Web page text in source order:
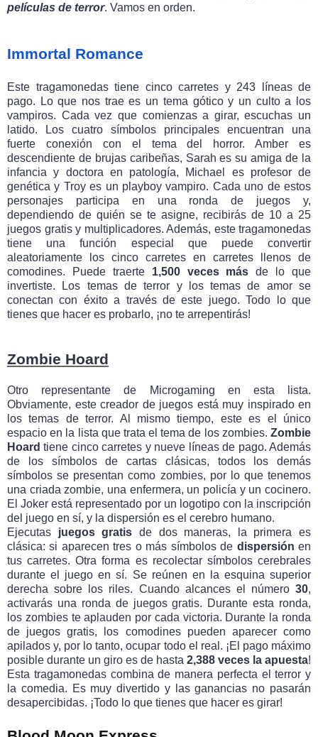
películas de terror. Vamos en orden.
Immortal Romance
Este tragamonedas tiene cinco carretes y 243 líneas de
pago. Lo que nos trae es un tema gótico y un culto a los
vampiros. Cada vez que comienzas a girar, escuchas un
latido. Los cuatro símbolos principales encuentran una
fuerte conexión con el tema del horror. Amber es
descendiente de brujas caribeñas, Sarah es su amiga de la
infancia y doctora en patología, Michael es profesor de
genética y Troy es un playboy vampiro. Cada uno de estos
personajes participa en una ronda de juegos
y,
dependiendo de quién se te asigne, recibirás de 10 a 25
juegos gratis y multiplicadores. Además, este tragamonedas
tiene una función especial que puede convertir
aleatoriamente los cinco carretes en carretes llenos de
comodines. Puede traerte 1,500 veces más de lo que
invertiste. Los temas de terror y los temas de amor se
conectan con éxito a través de este juego. Todo lo que
tienes que hacer es probarlo, ¡no te arrepentirás!
Zombie Hoard
Otro representante de Microgaming en esta lista.
Obviamente, este creador de juegos está muy inspirado en
los temas de terror. Al mismo tiempo, este es el único
espacio en la lista que trata el tema de los zombies. Zombie
Hoard tiene cinco carretes y nueve líneas de pago. Además
de los símbolos de cartas clásicas, todos los demás
símbolos se presentan como zombies, por lo que tenemos
una criada zombie, una enfermera, un policía y un cocinero.
El Joker está representado por un logotipo con la inscripción
del juego en sí, y la dispersión es el cerebro humano.
Ejecutas juegos gratis de dos maneras, la primera es
clásica: si aparecen tres o más símbolos de dispersión en
tus carretes. Otra forma es recolectar símbolos cerebrales
durante el juego en sí. Se reúnen en la esquina superior
derecha sobre los riles. Cuando alcances el número 30,
activarás una ronda de juegos gratis. Durante esta ronda,
los zombies te aplauden por cada victoria. Durante la ronda
de juegos gratis, los comodines pueden aparecer como
apilados y, por lo tanto, ocupar todo el real. ¡El pago máximo
posible durante un giro es de hasta 2,388 veces la apuesta!
Esta tragamonedas combina de manera perfecta el terror y
la comedia. Es muy divertido y las ganancias no pasarán
desapercibidas. ¡Todo lo que tienes que hacer es girar!